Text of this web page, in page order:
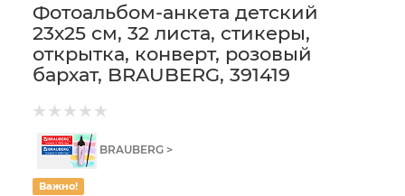
Фотоальбом-анкета детский
23х25 см, 32 листа, стикеры,
открытка, конверт, розовый
бархат, BRAUBERG, 391419
BRAUBERG >
Важно!